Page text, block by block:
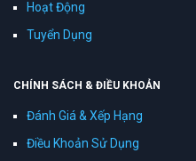
Hoạt Động
Tuyển Dụng
CHÍNH SÁCH & ĐIỀU KHOẢN
Đánh Giá & Xếp Hạng
Điều Khoản Sử Dụng